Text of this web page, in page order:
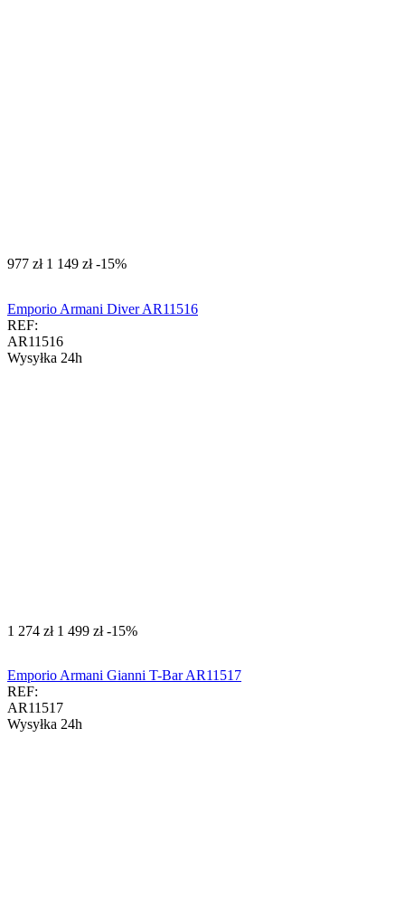
‍977‍ zł ‍1 149‍ zł -15%
Emporio Armani Diver AR11516
REF:
AR11516
Wysyłka 24h
‍1 274‍ zł ‍1 499‍ zł -15%
Emporio Armani Gianni T-Bar AR11517
REF:
AR11517
Wysyłka 24h